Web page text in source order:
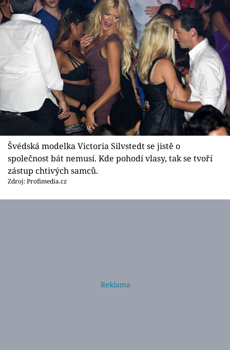
Švédská modelka Victoria Silvstedt se jistě o
společnost bát nemusí. Kde pohodí vlasy, tak se tvoří
zástup chtivých samců.
Zdroj: Profimedia.cz